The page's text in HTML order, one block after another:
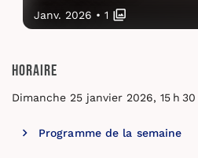
Janv. 2026 • 1
Horaire
Dimanche 25 janvier 2026, 15 h 30
Programme de la semaine